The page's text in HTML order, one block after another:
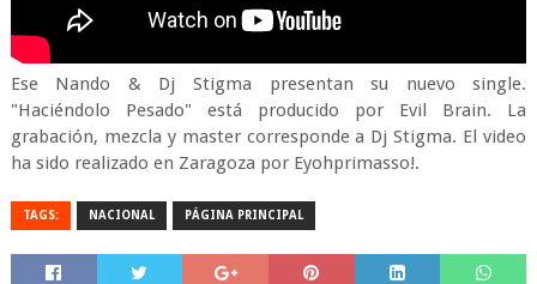
Ese Nando & Dj Stigma presentan su nuevo single.
"Haciéndolo Pesado" está producido por Evil Brain. La
grabación, mezcla y master corresponde a Dj Stigma. El video
ha sido realizado en Zaragoza por Eyohprimasso!.
TAGS: NACIONAL PÁGINA PRINCIPAL